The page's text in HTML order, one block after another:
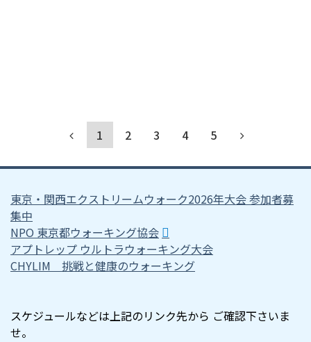
1 2 3 4 5
東京・関西エクストリームウォーク2026年大会 参加者募
集中
NPO 東京都ウォーキング協会
アプトレップ ウルトラウォーキング大会
CHYLIM 挑戦と健康のウォーキング
スケジュールなどは上記のリンク先から ご確認下さいま
せ。